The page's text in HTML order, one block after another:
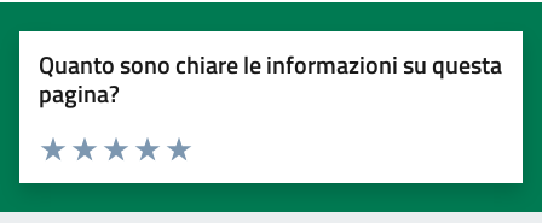
Quanto sono chiare le informazioni su questa
pagina?
Valuta 5 stelle su 5
Valuta 4 stelle su 5
Valuta 3 stelle su 5
Valuta 2 stelle su 5
Valuta 1 stelle su 5